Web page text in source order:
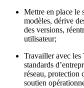
Mettre en place le
modèles, dérive
des versions,
utilisateur;
Travailler avec
standards
réseau, protection
soutien